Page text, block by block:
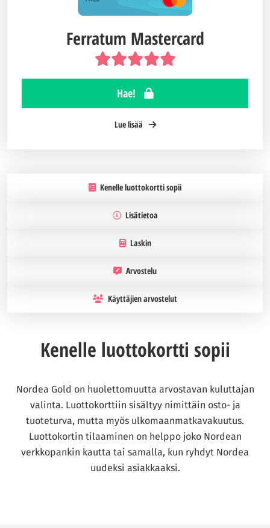
Ferratum Mastercard
Hae!
Lue lisää
Kenelle luottokortti sopii
Lisätietoa
Laskin
Arvostelu
Käyttäjien arvostelut
Kenelle luottokortti sopii
Nordea Gold on huolettomuutta arvostavan kuluttajan
valinta. Luottokorttiin sisältyy nimittäin osto- ja
tuoteturva, mutta myös ulkomaanmatkavakuutus.
Luottokortin tilaaminen on helppo joko Nordean
verkkopankin kautta tai samalla, kun ryhdyt Nordea
uudeksi asiakkaaksi.